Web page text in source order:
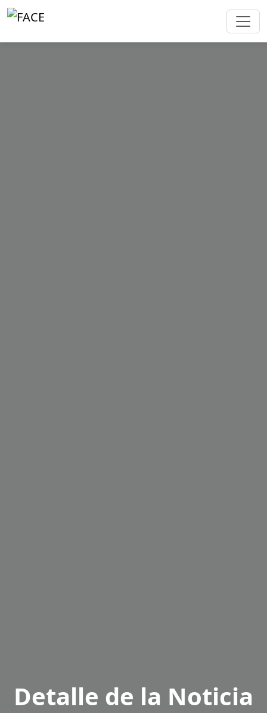
Detalle de la Noticia